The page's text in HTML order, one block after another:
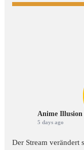
Anime Illusion
5 days ago
Der Stream verändert